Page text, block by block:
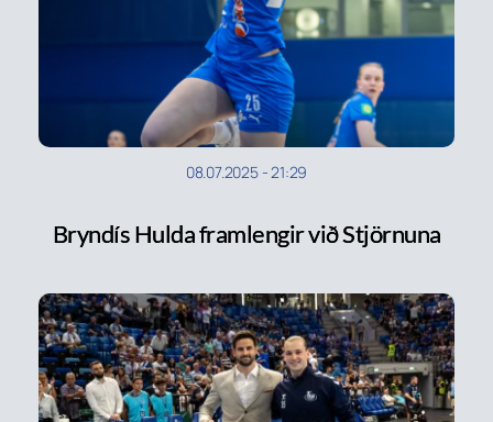
08.07.2025-21:29
Bryndís Hulda framlengir við Stjörnuna